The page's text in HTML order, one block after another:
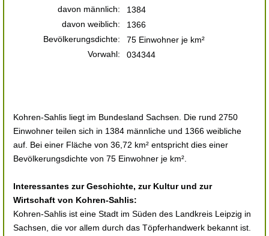
davon männlich:
1384
davon weiblich:
1366
Bevölkerungsdichte:
75 Einwohner je km²
Vorwahl:
034344
Kohren-Sahlis liegt im Bundesland Sachsen. Die rund 2750
Einwohner teilen sich in 1384 männliche und 1366 weibliche
auf. Bei einer Fläche von 36,72 km² entspricht dies einer
Bevölkerungsdichte von 75 Einwohner je km².
Interessantes zur Geschichte, zur Kultur und zur
Wirtschaft von Kohren-Sahlis:
Kohren-Sahlis ist eine Stadt im Süden des Landkreis Leipzig in
Sachsen, die vor allem durch das Töpferhandwerk bekannt ist.